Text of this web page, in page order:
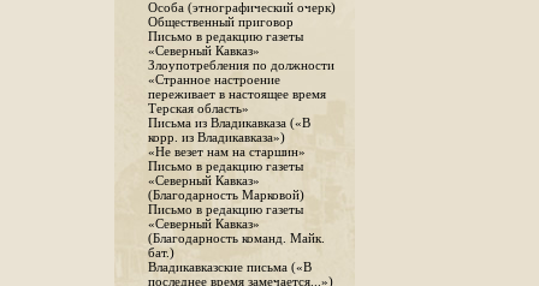
Особа (этнографический очерк)
Общественный приговор
Письмо в редакцию газеты
«Северный Кавказ»
Злоупотребления по должности
«Странное настроение
переживает в настоящее время
Терская область»
Письма из Владикавказа («В
корр. из Владикавказа»)
«Не везет нам на старшин»
Письмо в редакцию газеты
«Северный Кавказ»
(Благодарность Марковой)
Письмо в редакцию газеты
«Северный Кавказ»
(Благодарность команд. Майк.
бат.)
Владикавказские письма («В
последнее время замечается...»)